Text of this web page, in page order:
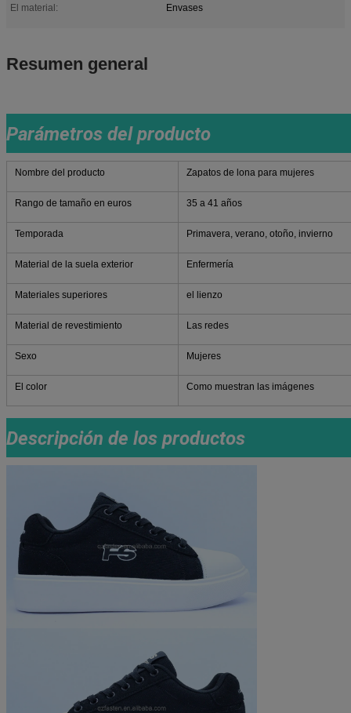
El material:
Envases
Resumen general
Parámetros del producto
Nombre del producto Zapatos de lona para mujeres
Rango de tamaño en euros 35 a 41 años
Temporada Primavera, verano, otoño, invierno
Material de la suela exterior Enfermería
Materiales superiores el lienzo
Material de revestimiento Las redes
Sexo Mujeres
El color Como muestran las imágenes
Descripción de los productos